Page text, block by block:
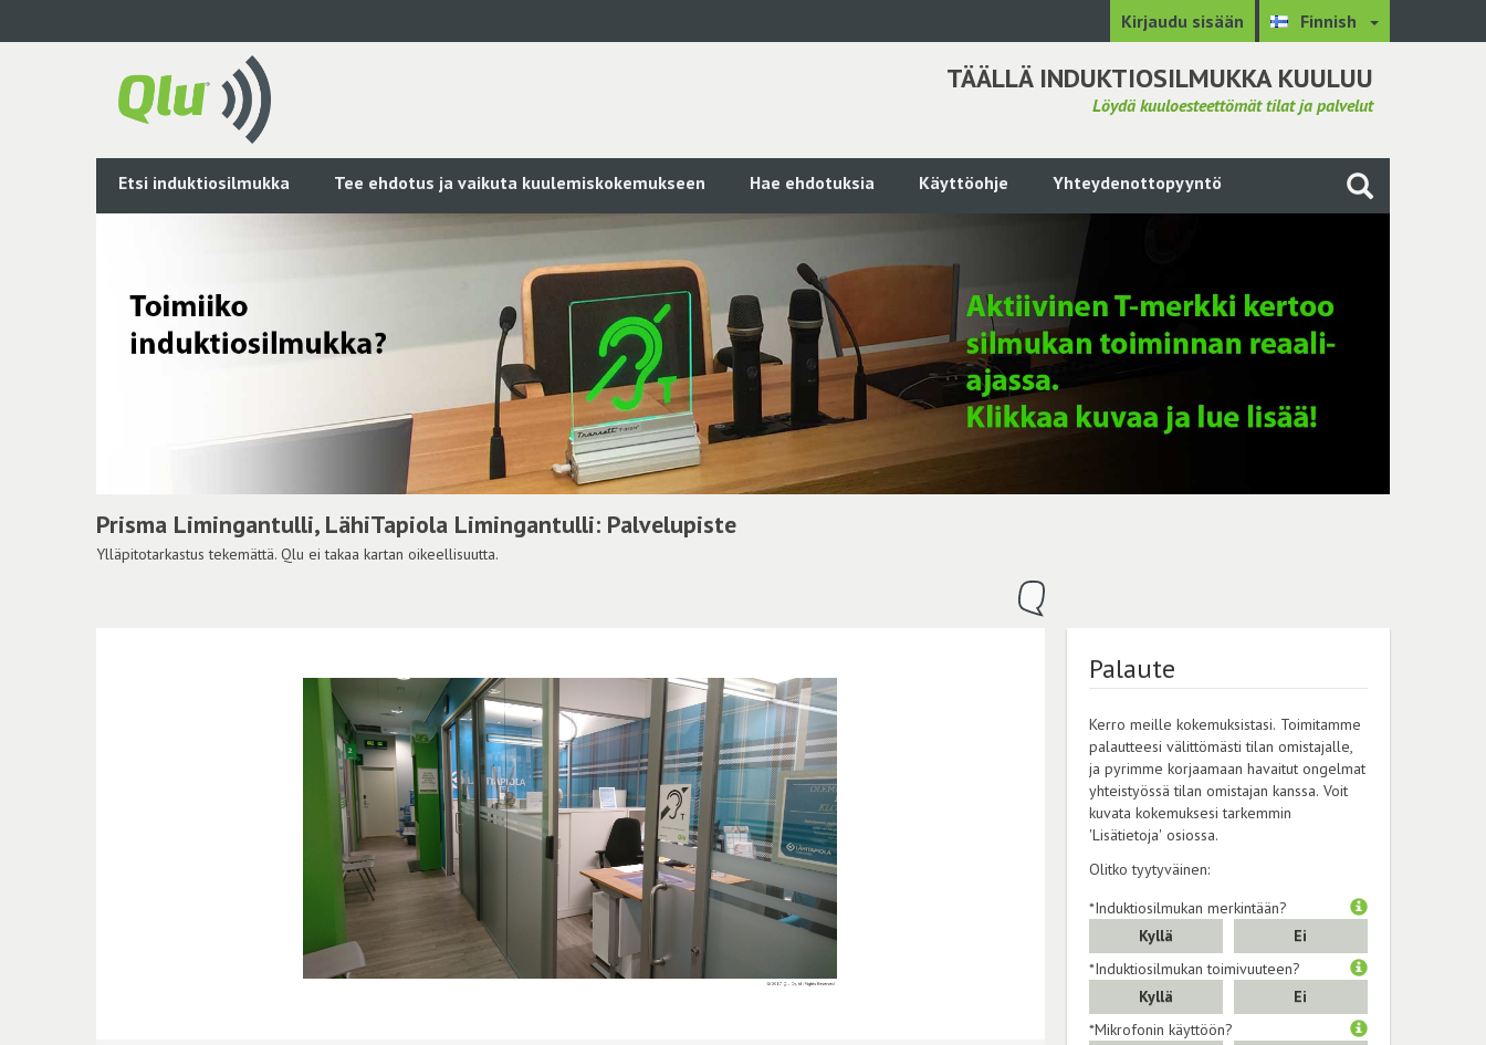
Kirjaudu sisään Finnish
TÄÄLLÄ INDUKTIOSILMUKKA KUULUU
Löydä kuuloesteettömät tilat ja palvelut
Etsi induktiosilmukka Tee ehdotus ja vaikuta kuulemiskokemukseen Hae ehdotuksia Käyttöohje Yhteydenottopyyntö
Prisma Limingantulli, LähiTapiola Limingantulli: Palvelupiste
Ylläpitotarkastus tekemättä. Qlu ei takaa kartan oikeellisuutta.
Palaute
Kerro meille kokemuksistasi. Toimitamme
palautteesi välittömästi tilan omistajalle,
ja pyrimme korjaamaan havaitut ongelmat
yhteistyössä tilan omistajan kanssa. Voit
kuvata kokemuksesi tarkemmin
'Lisätietoja' osiossa.
Olitko tyytyväinen:
*Induktiosilmukan merkintään?
Kyllä
Ei
*Induktiosilmukan toimivuuteen?
Kyllä
Ei
*Mikrofonin käyttöön?